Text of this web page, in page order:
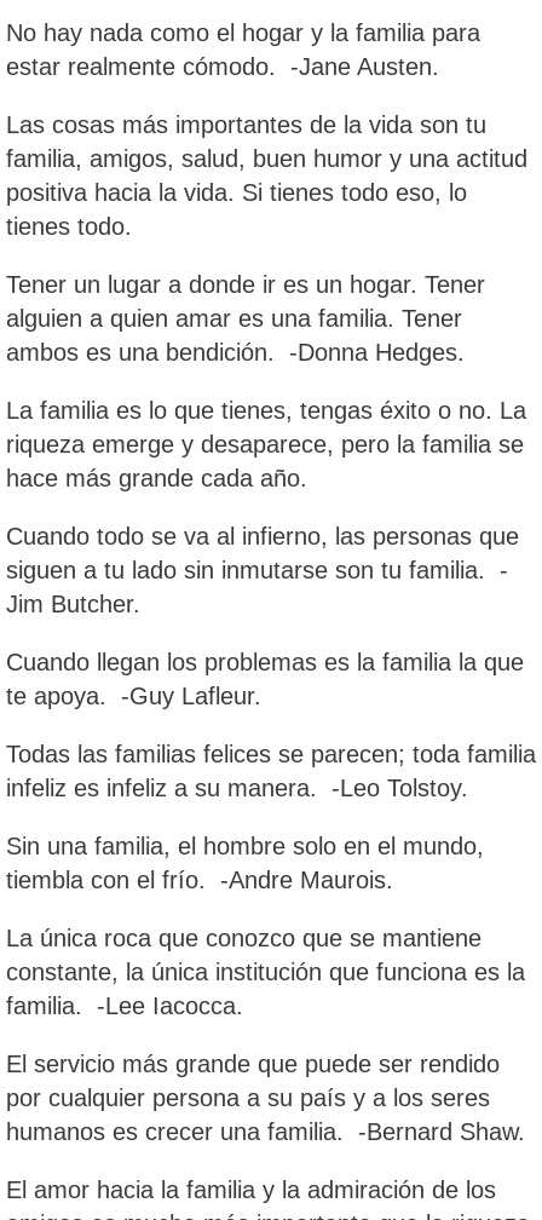
No hay nada como el hogar y la familia para
estar realmente cómodo. -Jane Austen.
Las cosas más importantes de la vida son tu
familia, amigos, salud, buen humor y una actitud
positiva hacia la vida. Si tienes todo eso, lo
tienes todo.
Tener un lugar a donde ir es un hogar. Tener
alguien a quien amar es una familia. Tener
ambos es una bendición. -Donna Hedges.
La familia es lo que tienes, tengas éxito o no. La
riqueza emerge y desaparece, pero la familia se
hace más grande cada año.
Cuando todo se va al infierno, las personas que
siguen a tu lado sin inmutarse son tu familia. -
Jim Butcher.
Cuando llegan los problemas es la familia la que
te apoya. -Guy Lafleur.
Todas las familias felices se parecen; toda familia
infeliz es infeliz a su manera. -Leo Tolstoy.
Sin una familia, el hombre solo en el mundo,
tiembla con el frío. -Andre Maurois.
La única roca que conozco que se mantiene
constante, la única institución que funciona es la
familia. -Lee Iacocca.
El servicio más grande que puede ser rendido
por cualquier persona a su país y a los seres
humanos es crecer una familia. -Bernard Shaw.
El amor hacia la familia y la admiración de los